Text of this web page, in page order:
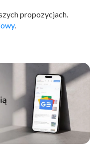
propozycjach.
.